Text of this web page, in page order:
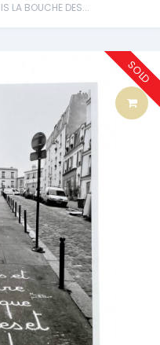
LA BOUCHE DES...
SOLD